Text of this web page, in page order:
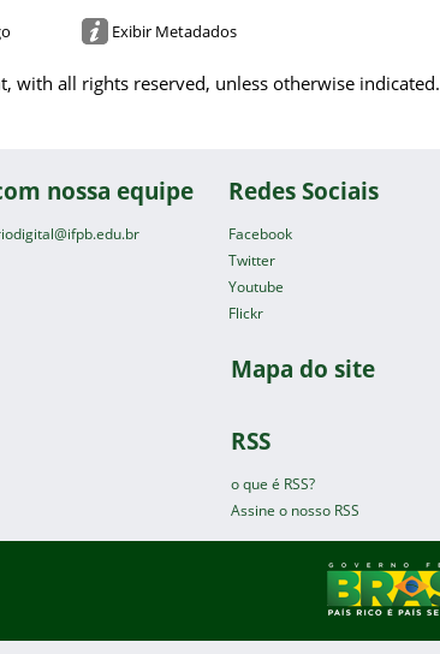
Exibir Metadados
with all rights reserved, unless otherwise indicated.
nossa equipe Redes Sociais
Facebook
Twitter
Youtube
Flickr
Mapa do site
RSS
o que é RSS?
Assine o nosso RSS